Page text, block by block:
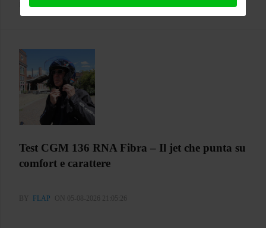
Test CGM 136 RNA Fibra – Il jet che punta su
comfort e carattere
BY FLAP ON 05-08-2026 21:05:26